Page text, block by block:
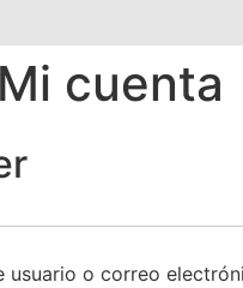
Mi cuenta
usuario o correo